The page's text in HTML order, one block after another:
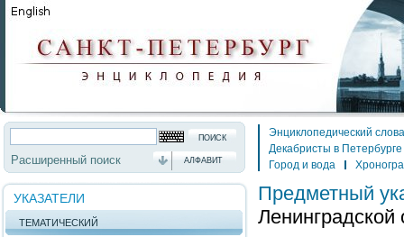
Расширенный поиск АЛФАВИТ
УКАЗАТЕЛИ
ТЕМАТИЧЕСКИЙ
Энциклопедический
Декабристы в Петербурге
Город и вода
Предметный
Ленинградской